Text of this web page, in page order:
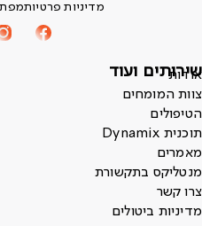
מדיניות פרטיות
שירותים ועוד
אודות
צוות המומחים
הטיפולים
תוכנית Dynamix
מאמרים
מנטליקס בתקשורת
צרו קשר
מדיניות ביטולים